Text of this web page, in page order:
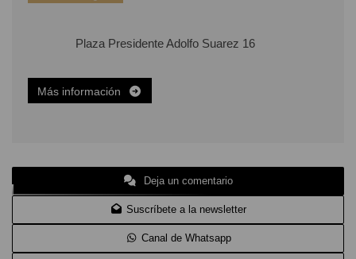
Plaza Presidente Adolfo Suarez 16
Más información
Deja un comentario
Suscríbete a la newsletter
Canal de Whatsapp